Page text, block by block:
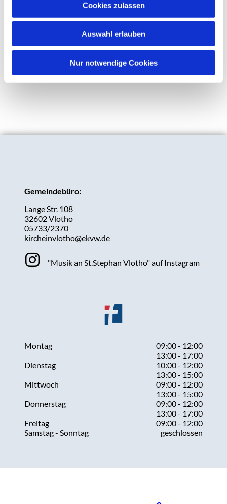
Cookies zulassen
Auswahl erlauben
Nur notwendige Cookies
Gemeindebüro:
Lange Str. 108
32602 Vlotho
05733/2370
kircheinvlotho@ekvw.de
"Musik an St.Stephan Vlotho" auf Instagram
Montag
09:00 - 12:00
13:00 - 17:00
Dienstag
10:00 - 12:00
13:00 - 15:00
Mittwoch
09:00 - 12:00
13:00 - 15:00
Donnerstag
09:00 - 12:00
13:00 - 17:00
Freitag
09:00 - 12:00
Samstag - Sonntag
geschlossen